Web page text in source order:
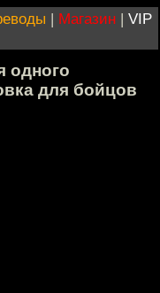
| Магазин | VIP
одного
для бойцов